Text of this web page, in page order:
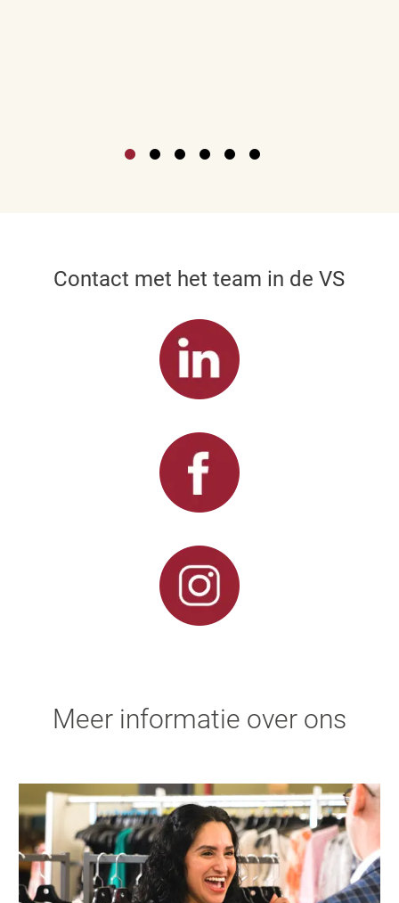
Contact met het team in de VS
Meer informatie over ons